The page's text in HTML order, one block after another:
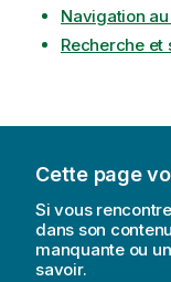
n
Navigation
Recherche et
Cette page
Si vous
dans son
manquante ou
savoir.